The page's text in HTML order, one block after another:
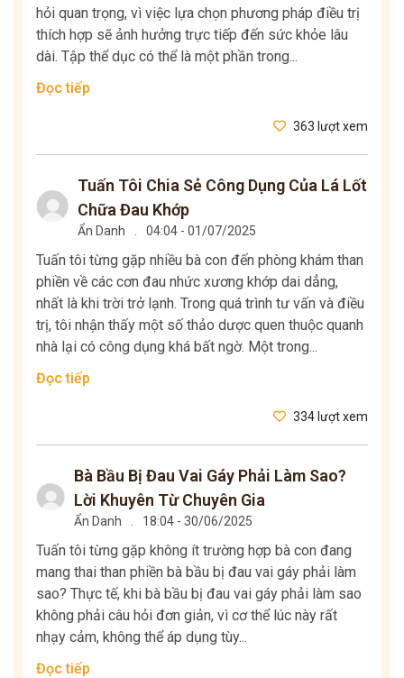
hỏi quan trọng, vì việc lựa chọn phương pháp điều trị
thích hợp sẽ ảnh hưởng trực tiếp đến sức khỏe lâu
dài. Tập thể dục có thể là một phần trong...
Đọc tiếp
363 lượt xem
Tuấn Tôi Chia Sẻ Công Dụng Của Lá Lốt
Chữa Đau Khớp
Ẩn Danh 04:04 - 01/07/2025
Tuấn tôi từng gặp nhiều bà con đến phòng khám than
phiền về các cơn đau nhức xương khớp dai dẳng,
nhất là khi trời trở lạnh. Trong quá trình tư vấn và điều
trị, tôi nhận thấy một số thảo dược quen thuộc quanh
nhà lại có công dụng khá bất ngờ. Một trong...
Đọc tiếp
334 lượt xem
Bà Bầu Bị Đau Vai Gáy Phải Làm Sao?
Lời Khuyên Từ Chuyên Gia
Ẩn Danh 18:04 - 30/06/2025
Tuấn tôi từng gặp không ít trường hợp bà con đang
mang thai than phiền bà bầu bị đau vai gáy phải làm
sao? Thực tế, khi bà bầu bị đau vai gáy phải làm sao
không phải câu hỏi đơn giản, vì cơ thể lúc này rất
nhạy cảm, không thể áp dụng tùy...
Đọc tiếp